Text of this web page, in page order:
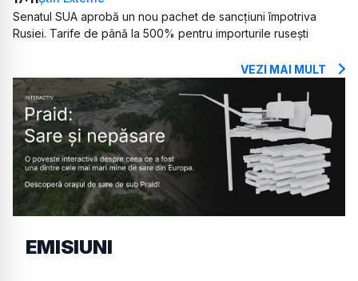
Senatul SUA aprobă un nou pachet de sancțiuni împotriva
Rusiei. Tarife de până la 500% pentru importurile rusești
VEZI MAI MULT
EMISIUNI